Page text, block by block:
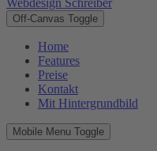
Off-Canvas Toggle
Home
Features
Preise
Kontakt
Mit Hintergrundbild
Mobile Menu Toggle